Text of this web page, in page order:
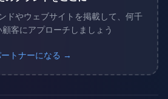
ドやウェブサイトを掲載して、何千
顧客にアプローチしましょう
トナーになる →